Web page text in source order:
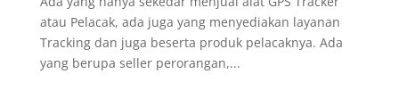
atau Pelacak, ada juga yang menyediakan layanan
Tracking dan juga beserta produk pelacaknya. Ada
yang berupa seller perorangan,...